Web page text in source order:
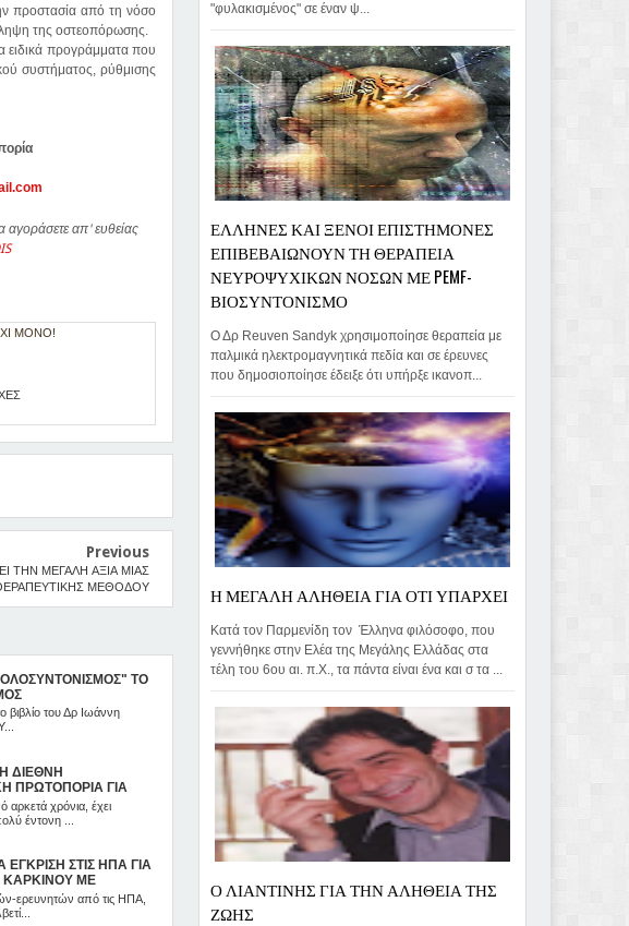
προστασία από τη νόσο
της οστεοπόρωσης.
ειδικά προγράμματα που
συστήματος, ρύθμισης
αγοράσετε απ' ευθείας
ΜΟΝΟ!
Previous
ΤΗΝ ΜΕΓΑΛΗ ΑΞΙΑ ΜΙΑΣ
ΜΕΘΟΔΟΥ
ΤΟ
βιβλίο του Δρ Ιωάννη
ΔΙΕΘΝΗ
ΠΡΩΤΟΠΟΡΙΑ ΓΙΑ
αρκετά χρόνια, έχει
έντονη ...
ΕΓΚΡΙΣΗ ΣΤΙΣ ΗΠΑ ΓΙΑ
ΚΑΡΚΙΝΟΥ ΜΕ
ερευνητών από τις ΗΠΑ,
"φυλακισμένος" σε έναν ψ...
ΕΛΛΗΝΕΣ ΚΑΙ ΞΕΝΟΙ ΕΠΙΣΤΗΜΟΝΕΣ
ΕΠΙΒΕΒΑΙΩΝΟΥΝ ΤΗ ΘΕΡΑΠΕΙΑ
ΝΕΥΡΟΨΥΧΙΚΩΝ ΝΟΣΩΝ ΜΕ PEMF-
ΒΙΟΣΥΝΤΟΝΙΣΜΟ
Ο Δρ Reuven Sandyk χρησιμοποίησε θεραπεία με
παλμικά ηλεκτρομαγνητικά πεδία και σε έρευνες
που δημοσιοποίησε έδειξε ότι υπήρξε ικανοπ...
Η ΜΕΓΑΛΗ ΑΛΗΘΕΙΑ ΓΙΑ ΟΤΙ ΥΠΑΡΧΕΙ
Κατά τον Παρμενίδη τον Έλληνα φιλόσοφο, που
γεννήθηκε στην Ελέα της Μεγάλης Ελλάδας στα
τέλη του 6ου αι. π.Χ., τα πάντα είναι ένα και σ τα ...
Ο ΛΙΑΝΤΙΝΗΣ ΓΙΑ ΤΗΝ ΑΛΗΘΕΙΑ ΤΗΣ
ΖΩΗΣ